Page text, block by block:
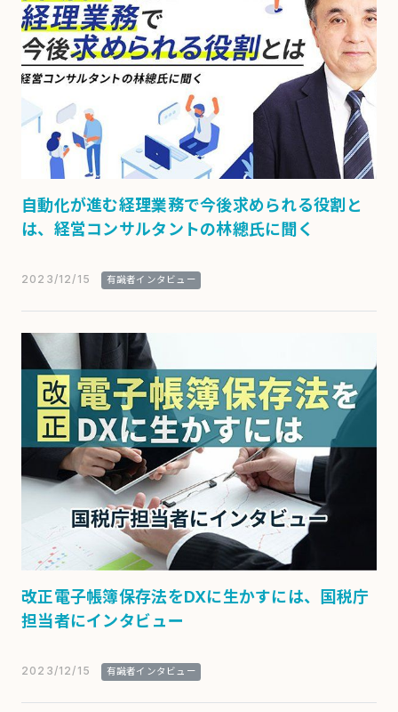
自動化が進む経理業務で今後求められる役割と
は、経営コンサルタントの林總氏に聞く
2023/12/15 有識者インタビュー
改正電子帳簿保存法をDXに生かすには、国税庁
担当者にインタビュー
2023/12/15 有識者インタビュー